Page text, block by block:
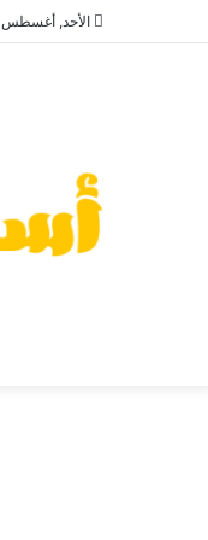
الأحد, أغسطس 9 2026